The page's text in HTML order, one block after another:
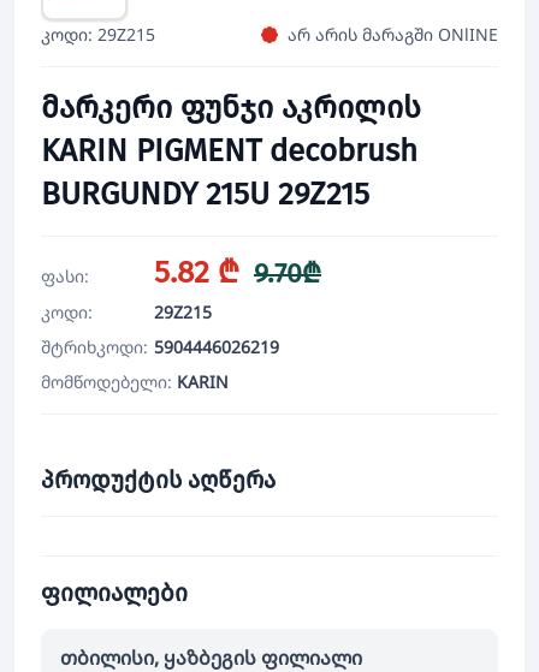
კოდი: 29Z215 არ არის მარაგში ONlINE
მარკერი ფუნჯი აკრილის
KARIN PIGMENT decobrush
BURGUNDY 215U 29Z215
ფასი: 5.82 ₾ 9.70₾
კოდი:
29Z215
შტრიხკოდი: 5904446026219
მომწოდებელი: KARIN
პროდუქტის აღწერა
ფილიალები
თბილისი, ყაზბეგის ფილიალი